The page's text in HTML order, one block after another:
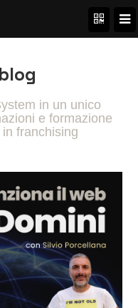
in un unico
e formazione
franchising